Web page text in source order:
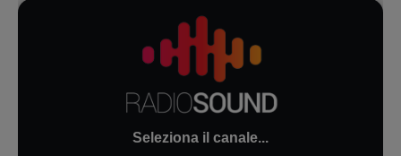
Seleziona il canale...